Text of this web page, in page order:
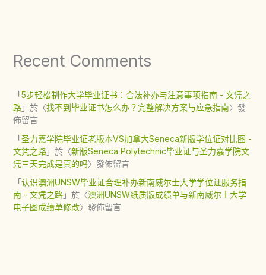
Recent Comments
「5步轻松制作大学毕业证书：合法补办与注意事项指南 - 文凭之
路」於〈找不到毕业证书怎么办？完整解决方案与应急指南〉發
佈留言
「圣力嘉学院毕业证老版本VS加拿大Seneca新版学位证对比图 -
文凭之路」於〈新版Seneca Polytechnic毕业证与圣力嘉学院文
凭三天完成是真的吗〉發佈留言
「认识澳洲UNSW毕业证合理补办新南威尔士大学学位证服务指
南 - 文凭之路」於〈澳洲UNSW纸质版成绩单与新南威尔士大学
电子图成绩单修改〉發佈留言